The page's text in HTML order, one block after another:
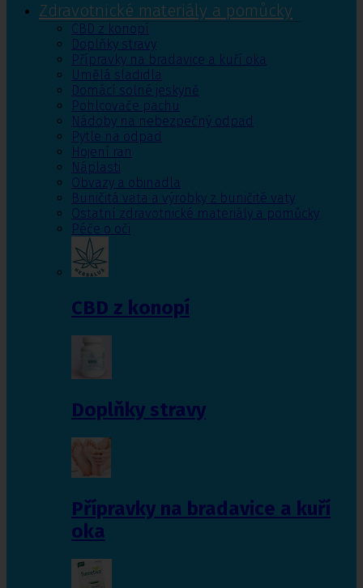
Zdravotnické materiály a pomůcky
CBD z konopí
Doplňky stravy
Přípravky na bradavice a kuří oka
Umělá sladidla
Domácí solné jeskyně
Pohlcovače pachu
Nádoby na nebezpečný odpad
Pytle na odpad
Hojení ran
Náplasti
Obvazy a obinadla
Buničitá vata a výrobky z buničité vaty
Ostatní zdravotnické materiály a pomůcky
Péče o oči
CBD z konopí
Doplňky stravy
Přípravky na bradavice a kuří
oka